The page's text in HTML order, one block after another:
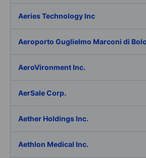
Aeries Technology Inc
Aeroporto Guglielmo Marconi di
AeroVironment Inc.
AerSale Corp.
Aether Holdings Inc.
Aethlon Medical Inc.